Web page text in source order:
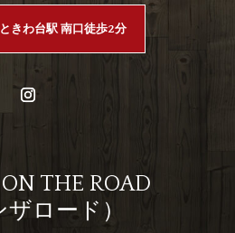
きわ台駅 南口徒歩2分
THE ROAD
ザロード）